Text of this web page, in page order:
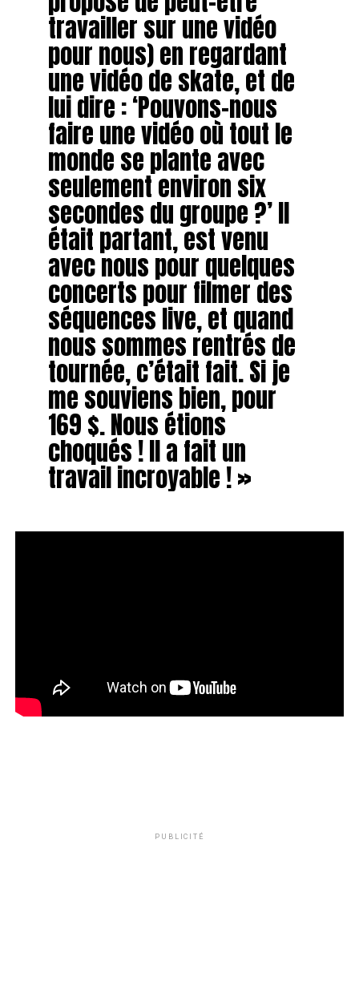
travailler sur une vidéo
pour nous) en regardant
une vidéo de skate, et de
lui dire : ‘Pouvons-nous
faire une vidéo où tout le
monde se plante avec
seulement environ six
secondes du groupe ?’ Il
était partant, est venu
avec nous pour quelques
concerts pour filmer des
séquences live, et quand
nous sommes rentrés de
tournée, c’était fait. Si je
me souviens bien, pour
169 $. Nous étions
choqués ! Il a fait un
travail incroyable ! »
PUBLICITÉ